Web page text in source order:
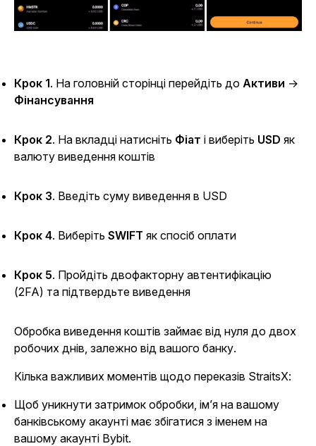
Крок 1. На головній сторінці перейдіть до Активи →
Фінансування
Крок 2. На вкладці натисніть Фіат і виберіть USD як
валюту виведення коштів
Крок 3. Введіть суму виведення в USD
Крок 4. Виберіть SWIFT як спосіб оплати
Крок 5. Пройдіть двофакторну автентифікацію
(2FA) та підтвердьте виведення
Обробка виведення коштів займає від нуля до двох
робочих днів, залежно від вашого банку.
Кілька важливих моментів щодо переказів StraitsX:
Щоб уникнути затримок обробки, ім’я на вашому
банківському акаунті має збігатися з іменем на
вашому акаунті Bybit.